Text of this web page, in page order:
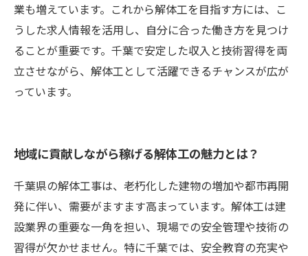
業も増えています。これから解体工を目指す方には、こ
うした求人情報を活用し、自分に合った働き方を見つけ
ることが重要です。千葉で安定した収入と技術習得を両
立させながら、解体工として活躍できるチャンスが広が
っています。
地域に貢献しながら稼げる解体工の魅力とは？
千葉県の解体工事は、老朽化した建物の増加や都市再開
発に伴い、需要がますます高まっています。解体工は建
設業界の重要な一角を担い、現場での安全管理や技術の
習得が欠かせません。特に千葉では、安全教育の充実や